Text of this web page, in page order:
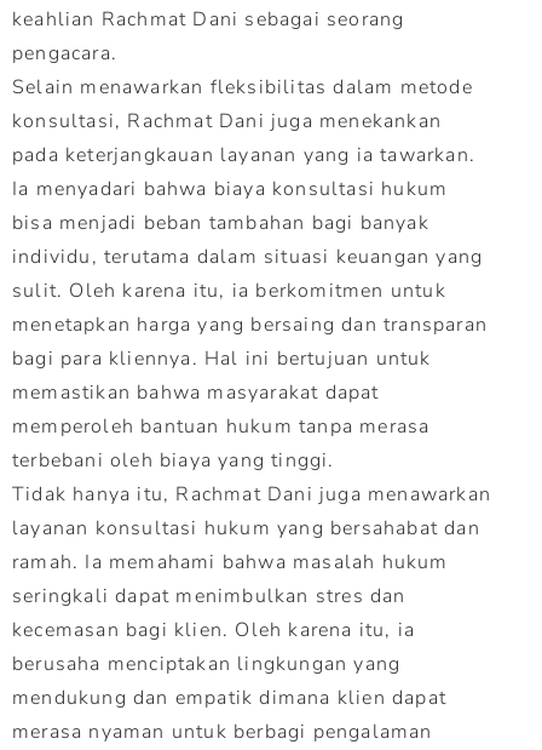
keahlian Rachmat Dani sebagai seorang
pengacara.
Selain menawarkan fleksibilitas dalam metode
konsultasi, Rachmat Dani juga menekankan
pada keterjangkauan layanan yang ia tawarkan.
Ia menyadari bahwa biaya konsultasi hukum
bisa menjadi beban tambahan bagi banyak
individu, terutama dalam situasi keuangan yang
sulit. Oleh karena itu, ia berkomitmen untuk
menetapkan harga yang bersaing dan transparan
bagi para kliennya. Hal ini bertujuan untuk
memastikan bahwa masyarakat dapat
memperoleh bantuan hukum tanpa merasa
terbebani oleh biaya yang tinggi.
Tidak hanya itu, Rachmat Dani juga menawarkan
layanan konsultasi hukum yang bersahabat dan
ramah. Ia memahami bahwa masalah hukum
seringkali dapat menimbulkan stres dan
kecemasan bagi klien. Oleh karena itu, ia
berusaha menciptakan lingkungan yang
mendukung dan empatik dimana klien dapat
merasa nyaman untuk berbagi pengalaman